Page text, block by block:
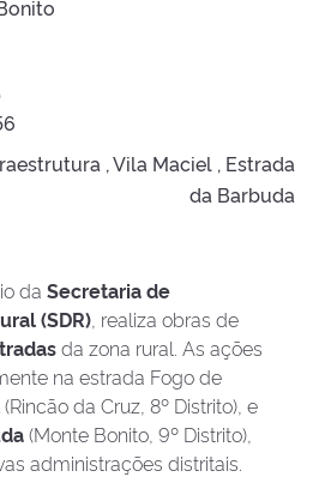
,Vila Maciel , Estrada
da Barbuda
da Secretaria de
(SDR) , realiza obras de
da zona rural. As ações
na estrada Fogo de
(Rincão da Cruz, 8º Distrito), e
(Monte Bonito, 9º Distrito),
administrações distritais.